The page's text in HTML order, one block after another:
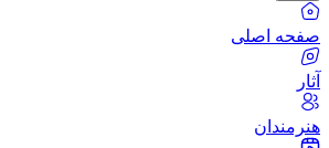
صفحه اصلی
آثار
هنرمندان